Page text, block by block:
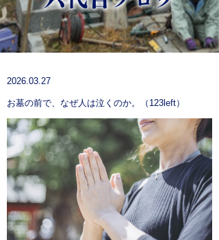
お墓について
石について
施工事例
お客様の声
会社概要
よくある質問
お問い合わせ
2026.03.27
お墓の前で、なぜ人は泣くのか。（123left）